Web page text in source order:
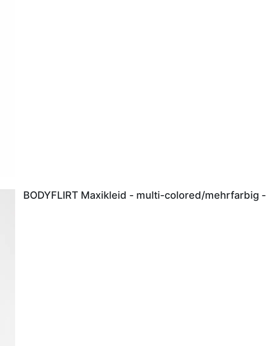
BODYFLIRT Maxikleid - multi-colored/mehrfarbig